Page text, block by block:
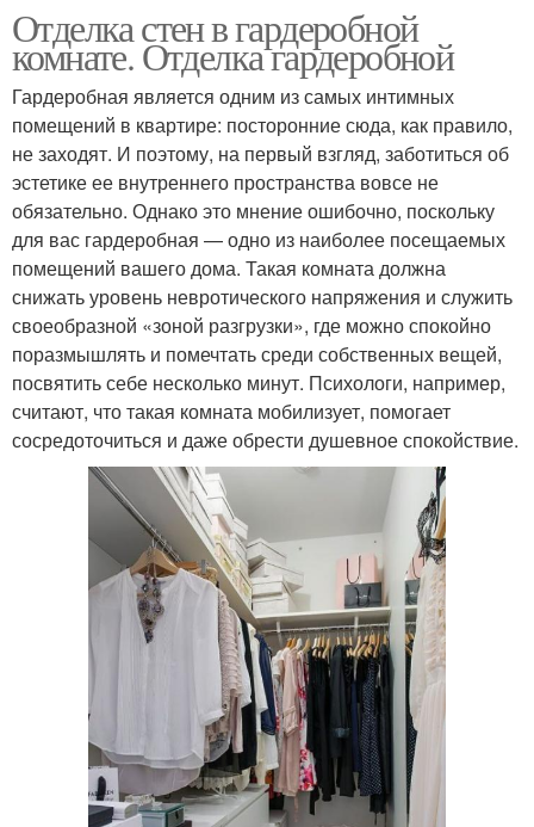
Отделка стен в гардеробной
комнате. Отделка гардеробной
Гардеробная является одним из самых интимных
помещений в квартире: посторонние сюда, как правило,
не заходят. И поэтому, на первый взгляд, заботиться об
эстетике ее внутреннего пространства вовсе не
обязательно. Однако это мнение ошибочно, поскольку
для вас гардеробная — одно из наиболее посещаемых
помещений вашего дома. Такая комната должна
снижать уровень невротического напряжения и служить
своеобразной «зоной разгрузки», где можно спокойно
поразмышлять и помечтать среди собственных вещей,
посвятить себе несколько минут. Психологи, например,
считают, что такая комната мобилизует, помогает
сосредоточиться и даже обрести душевное спокойствие.